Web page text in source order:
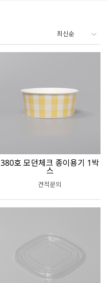
380호 모던체크 종이용기 1박
스
견적문의